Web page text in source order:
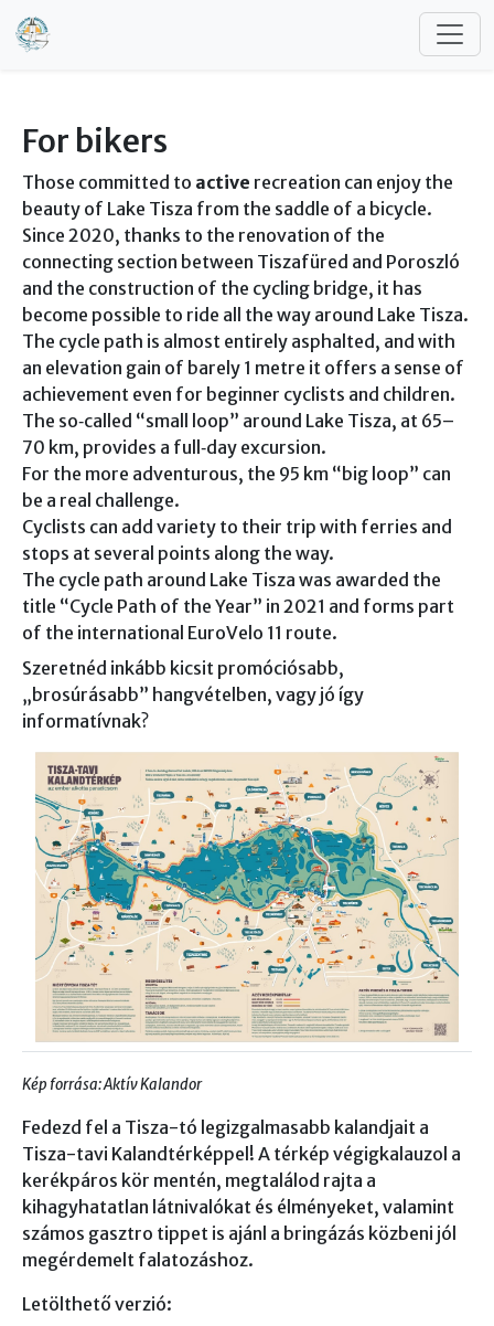
Skip to main content
For bikers
Those committed to active recreation can enjoy the
beauty of Lake Tisza from the saddle of a bicycle.
Since 2020, thanks to the renovation of the
connecting section between Tiszafüred and Poroszló
and the construction of the cycling bridge, it has
become possible to ride all the way around Lake Tisza.
The cycle path is almost entirely asphalted, and with
an elevation gain of barely 1 metre it offers a sense of
achievement even for beginner cyclists and children.
The so‑called “small loop” around Lake Tisza, at 65–
70 km, provides a full‑day excursion.
For the more adventurous, the 95 km “big loop” can
be a real challenge.
Cyclists can add variety to their trip with ferries and
stops at several points along the way.
The cycle path around Lake Tisza was awarded the
title “Cycle Path of the Year” in 2021 and forms part
of the international EuroVelo 11 route.
Szeretnéd inkább kicsit promóciósabb,
„brosúrásabb” hangvételben, vagy jó így
informatívnak?
Kép forrása: Aktív Kalandor
Fedezd fel a Tisza-tó legizgalmasabb kalandjait a
Tisza-tavi Kalandtérképpel! A térkép végigkalauzol a
kerékpáros kör mentén, megtalálod rajta a
kihagyhatatlan látnivalókat és élményeket, valamint
számos gasztro tippet is ajánl a bringázás közbeni jól
megérdemelt falatozáshoz.
Letölthető verzió: